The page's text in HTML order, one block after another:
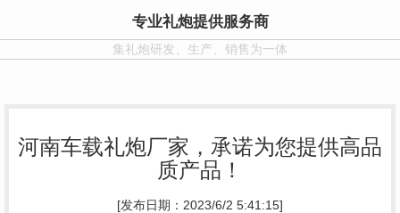
专业礼炮提供服务商
集礼炮研发、生产、销售为一体
河南车载礼炮厂家，承诺为您提供高品
质产品！
[发布日期：2023/6/2 5:41:15]